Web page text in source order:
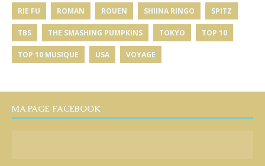
RIE FU ROMAN ROUEN SHIINA RINGO SPITZ
TBS THE SMASHING PUMPKINS TOKYO TOP 10
TOP 10 MUSIQUE USA VOYAGE
MA PAGE FACEBOOK